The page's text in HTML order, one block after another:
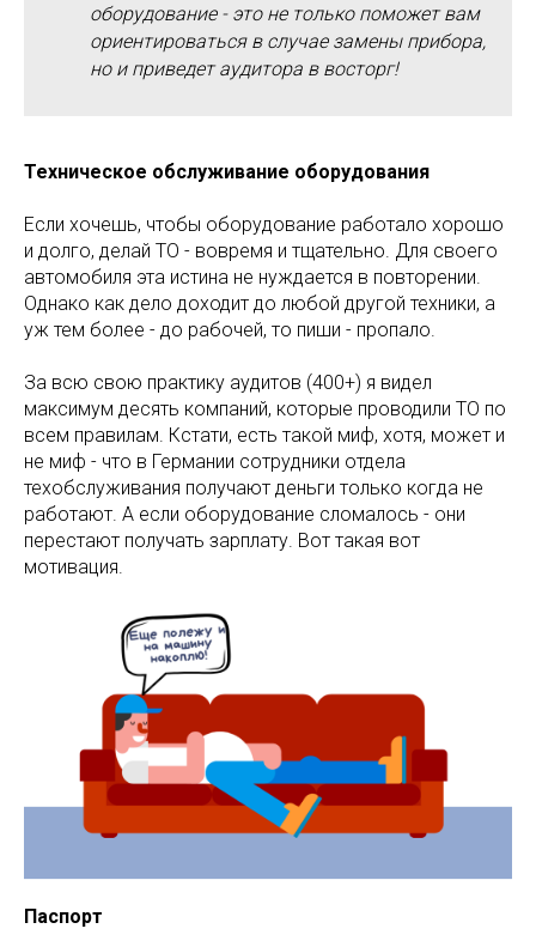
оборудование - это не только поможет вам
ориентироваться в случае замены прибора,
но и приведет аудитора в восторг!
Техническое обслуживание оборудования
Если хочешь, чтобы оборудование работало хорошо
и долго, делай ТО - вовремя и тщательно. Для своего
автомобиля эта истина не нуждается в повторении.
Однако как дело доходит до любой другой техники, а
уж тем более - до рабочей, то пиши - пропало.
За всю свою практику аудитов (400+) я видел
максимум десять компаний, которые проводили ТО по
всем правилам. Кстати, есть такой миф, хотя, может и
не миф - что в Германии сотрудники отдела
техобслуживания получают деньги только когда не
работают. А если оборудование сломалось - они
перестают получать зарплату. Вот такая вот
мотивация.
Паспорт